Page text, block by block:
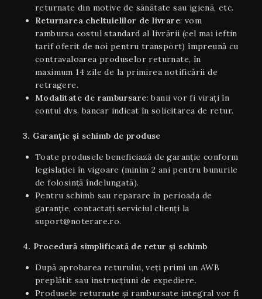
returnate din motive de sănătate sau igienă, etc.
Returnarea cheltuielilor de livrare: vom
rambursa costul standard al livrării (cel mai ieftin
tarif oferit de noi pentru transport) împreună cu
contravaloarea produselor returnate, în
maximum 14 zile de la primirea notificării de
retragere.
Modalitate de rambursare: banii vor fi virați în
contul dvs. bancar indicat în solicitarea de retur.
3. Garanție și schimb de produse
Toate produsele beneficiază de garanție conform
legislației în vigoare (minim 2 ani pentru bunurile
de folosință îndelungată).
Pentru schimb sau reparare în perioada de
garanție, contactați serviciul clienți la
suport@noterare.ro.
4. Procedură simplificată de retur și schimb
După aprobarea returului, veți primi un AWB
preplătit sau instrucțiuni de expediere.
Produsele returnate și rambursate integral vor fi